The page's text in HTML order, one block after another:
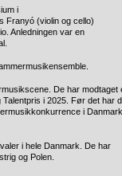
i
Franyó (violin og cello)
Anledningen var en
De har modtaget
i 2025. Før det har
i Danmark
i hele Danmark. De har
og Polen.